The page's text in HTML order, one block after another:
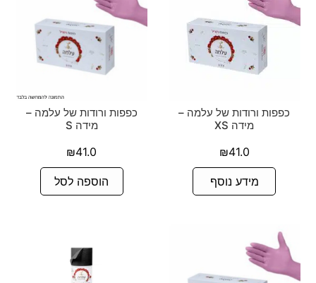
כפפות ורודות של עלמה –
מידה XS
₪41.0
מידע נוסף
כפפות ורודות של עלמה –
מידה S
₪41.0
הוספה לסל